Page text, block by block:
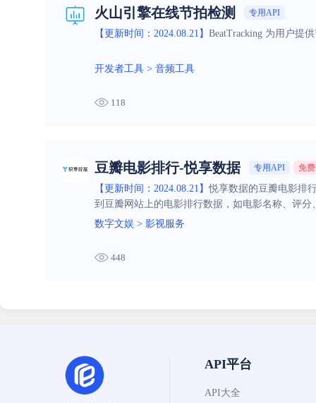
火山引擎在线节拍检测 专用API
【更新时间：2024.08.21】 BeatTracking 为用户提
开发者工具 > 音频工具
118
豆瓣电影排行-悦享数据 专用API 免费
【更新时间：2024.08.21】悦享数据的豆瓣电影排
到豆瓣网站上的电影排行数据，如电影名称、评分
数字文娱 > 影视服务
448
API平台
API大全